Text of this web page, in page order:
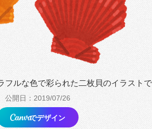
フルな色で彩られた二枚貝のイラスト
公開日：2019/07/26
でデザイン